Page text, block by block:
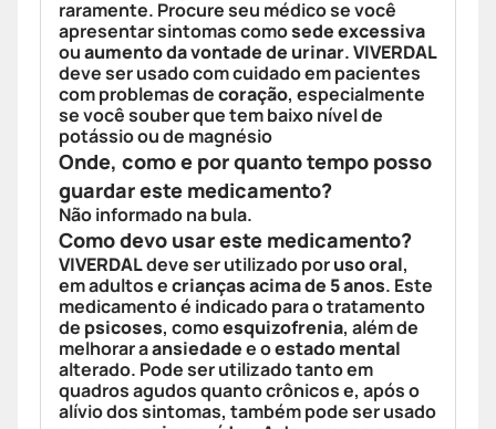
raramente. Procure seu médico se você
apresentar sintomas comosede excessiva
ouaumento da vontade de urinar.VIVERDAL
deve ser usado com cuidado em pacientes
com problemas decoração, especialmente
se você souber que tem baixo nível de
potássio ou de magnésio
Onde, como e por quanto tempo posso
guardar este medicamento?
Não informado na bula.
Como devo usar este medicamento?
VIVERDALdeve ser utilizado poruso oral,
em adultos ecrianças acima de 5 anos. Este
medicamento é indicado para o tratamento
de psicoses, comoesquizofrenia, além de
melhorar aansiedadee oestado mental
alterado. Pode ser utilizado tanto em
quadros agudos quanto crônicos e, após o
alívio dos sintomas, também pode ser usado